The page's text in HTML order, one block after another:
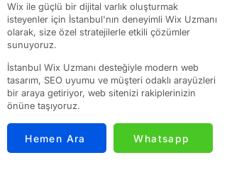
Wix ile güçlü bir dijital varlık oluşturmak
isteyenler için İstanbul'nın deneyimli Wix Uzmanı
olarak, size özel stratejilerle etkili çözümler
sunuyoruz.
İstanbul Wix Uzmanı desteğiyle modern web
tasarım, SEO uyumu ve müşteri odaklı arayüzleri
bir araya getiriyor, web sitenizi rakiplerinizin
önüne taşıyoruz.
Hemen Ara Whatsapp